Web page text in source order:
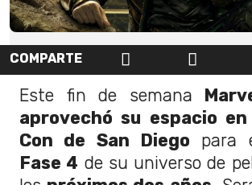
COMPARTE
Este fin de semana
aprovechó su espacio
Con de San Diego para
Fase 4 de su universo de